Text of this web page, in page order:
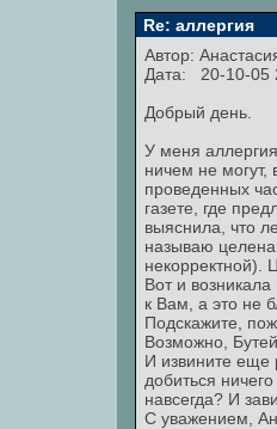
Re: аллергия
Автор:
Дата: 20-10-05
Добрый день.
У меня
ничем не
проведенных
газете, где
выяснила, что
называю
некорректной).
Вот и
к Вам, а это не
Подскажите,
Возможно,
И извините еще
добиться
навсегда? И
С уважением,